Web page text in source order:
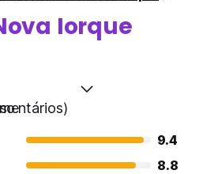
Iorque
9.4
8.8